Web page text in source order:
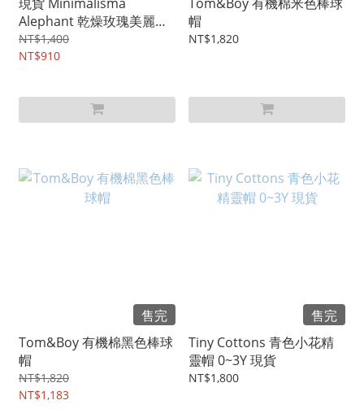
Alephant 乾燥玫瑰美麗諾
羊毛帽 1~12Y
NT$1,400
NT$910
帽
NT$1,820
售完
Tom&Boy 有機棉黑色棒球
帽
NT$1,820
NT$1,183
售完
Tiny Cottons 青色小花精
靈帽 0~3Y 現貨
NT$1,800